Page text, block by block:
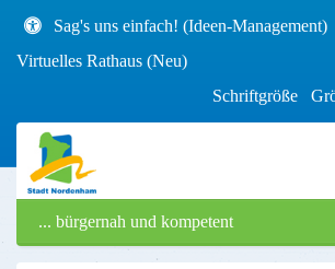
Sag's uns einfach! (Ideen-Management)
Virtuelles Rathaus (Neu)
Schriftgröße
... bürgernah und kompetent